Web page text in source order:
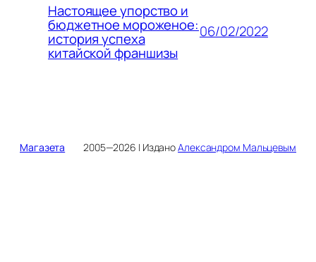
Настоящее упорство и
бюджетное мороженое:
история успеха
китайской франшизы
06/02/2022
Магазета 2005—2026 | ИзданоАлександром Мальцевым